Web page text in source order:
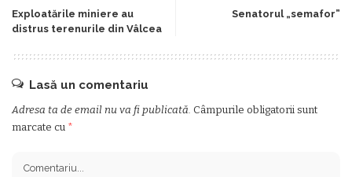
Exploatările miniere au
distrus terenurile din Vâlcea
Senatorul „semafor”
Lasă un comentariu
Adresa ta de email nu va fi publicată. Câmpurile obligatorii sunt
marcate cu *